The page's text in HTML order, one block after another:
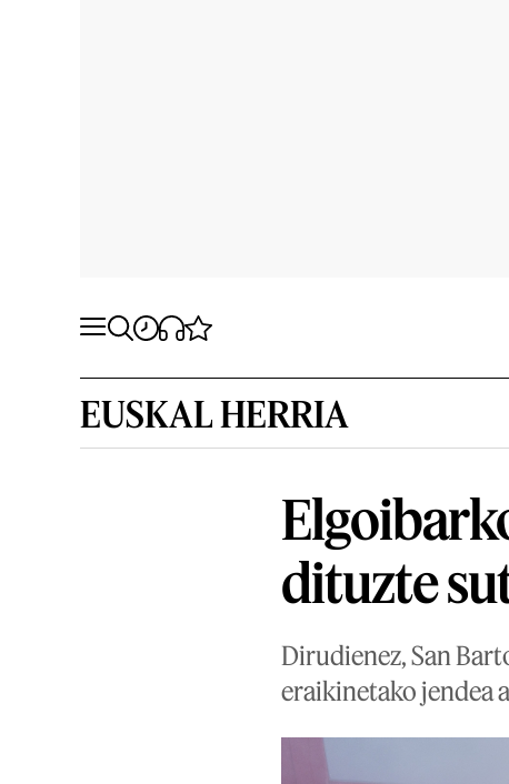
EUSKAL HERRIA
dituzte
Dirudienez, San
eraikinetako jendea